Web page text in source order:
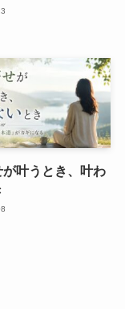
が叶うとき、叶わ